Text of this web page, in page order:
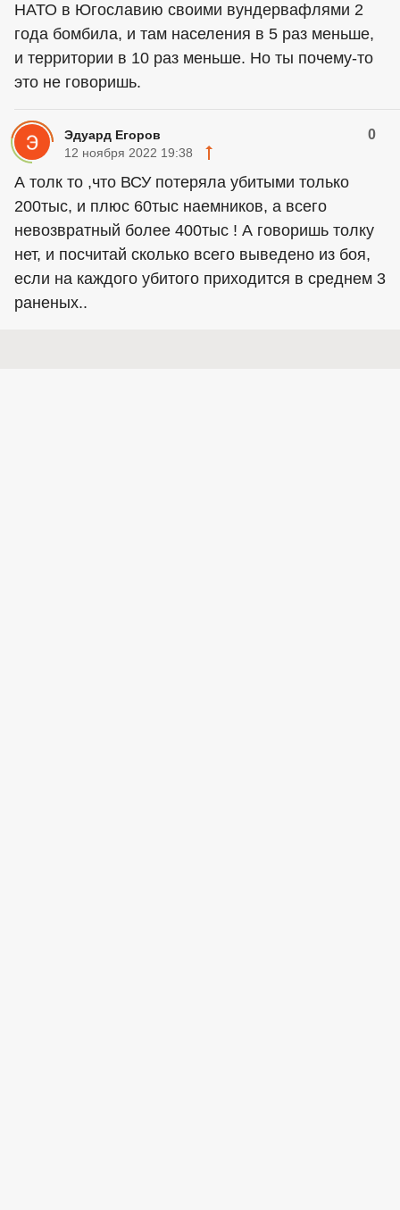
НАТО в Югославию своими вундервафлями 2
года бомбила, и там населения в 5 раз меньше,
и территории в 10 раз меньше. Но ты почему-то
это не говоришь.
Эдуард Егоров 0
12 ноября 2022 19:38
А толк то ,что ВСУ потеряла убитыми только
200тыс, и плюс 60тыс наемников, а всего
невозвратный более 400тыс ! А говоришь толку
нет, и посчитай сколько всего выведено из боя,
если на каждого убитого приходится в среднем 3
раненых..